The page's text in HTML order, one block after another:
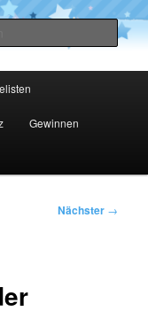
Gewinnen
Nächster →